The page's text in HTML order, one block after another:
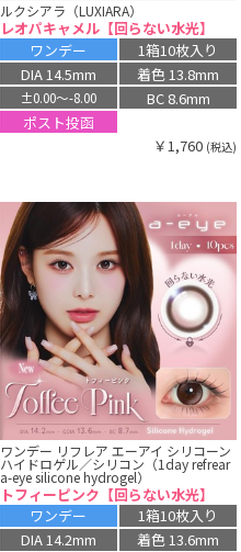
ルクシアラ（LUXIARA）
レオパキャメル【回らない水光】
ワンデー
1箱10枚入り
DIA 14.5mm
着色 13.8mm
±0.00〜-8.00
BC 8.6mm
ポスト投函
￥1,760 (税込)
ワンデー リフレア エーアイ シリコーン
ハイドロゲル／シリコン（1day refrear
a-eye silicone hydrogel）
トフィーピンク【回らない水光】
ワンデー
1箱10枚入り
DIA 14.2mm
着色 13.6mm